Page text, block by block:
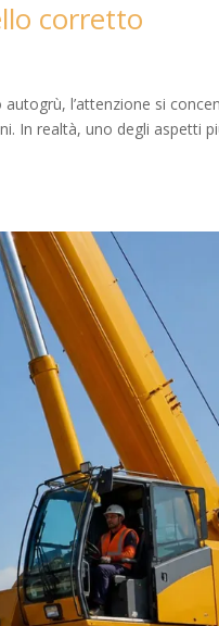
corretto
l’attenzione si
In realtà, uno degli aspetti